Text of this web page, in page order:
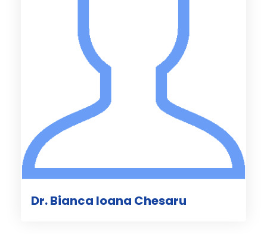
Dr. Bianca Ioana Chesaru